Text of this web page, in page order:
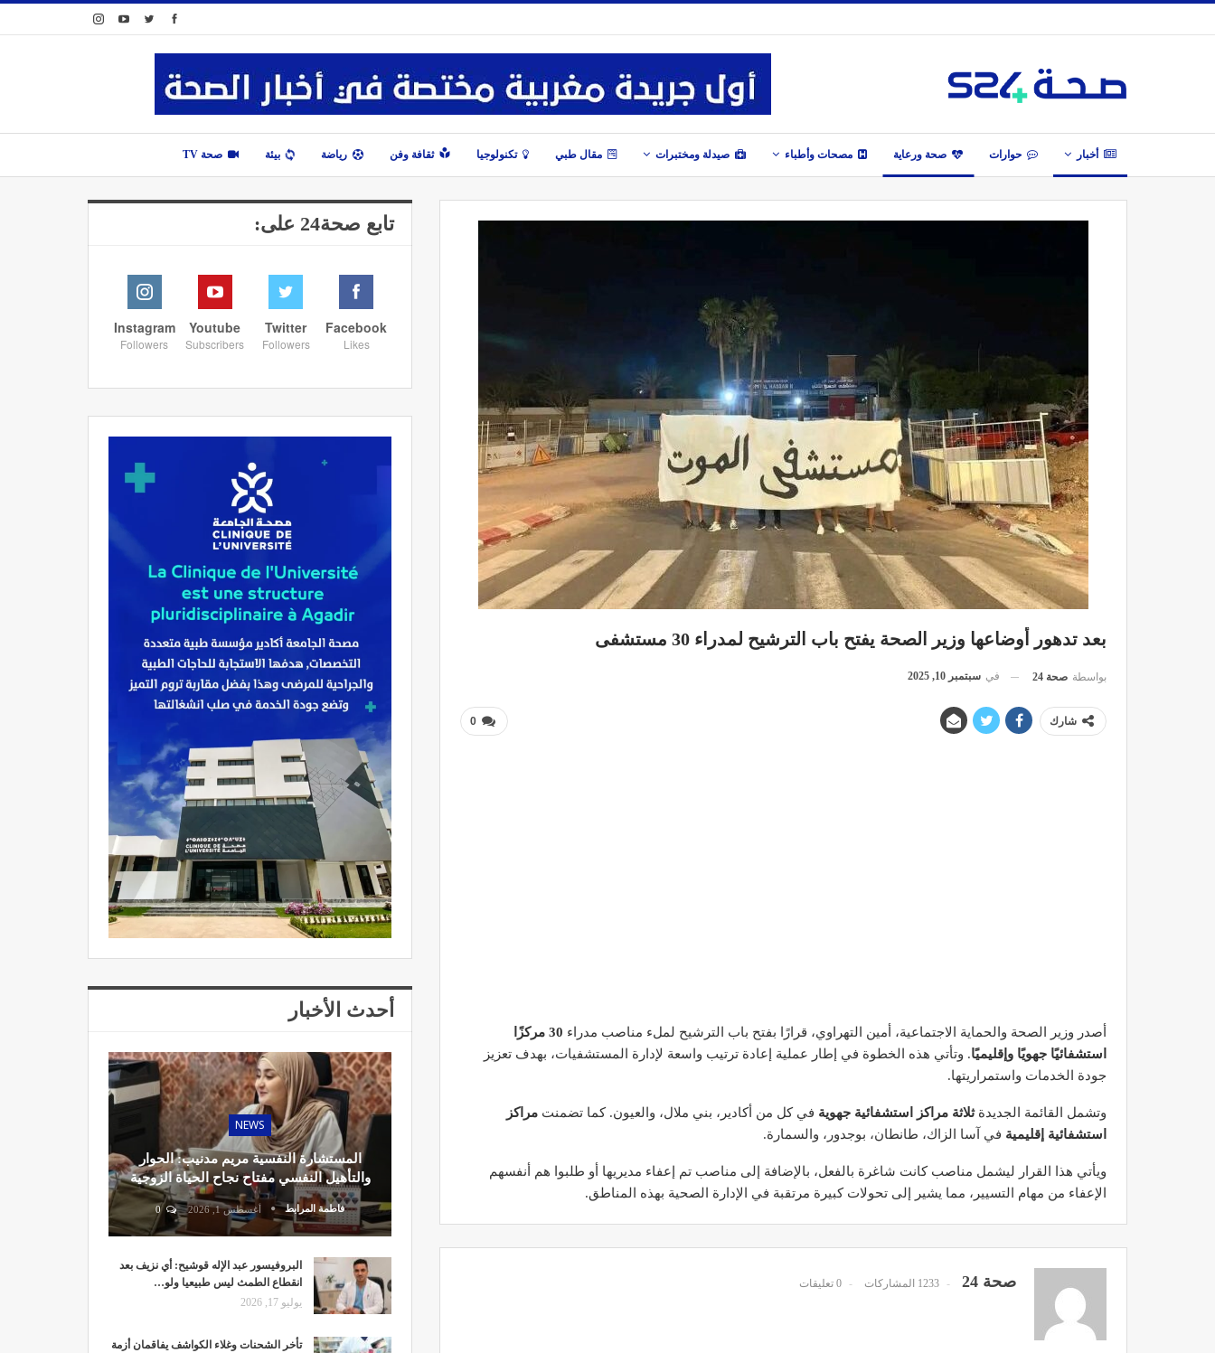
أخبار حوارات صحة ورعاية مصحات وأطباء صيدلة ومختبرات مقال طبي تكنولوجيا ثقافة وفن رياضة بيئة صحة TV
بعد تدهور أوضاعها وزير الصحة يفتح باب الترشيح لمدراء 30 مستشفى
بواسطة صحة 24 في سبتمبر 10, 2025
0 شارك
أصدر وزير الصحة والحماية الاجتماعية، أمين التهراوي، قرارًا بفتح باب الترشيح لملء مناصب مدراء
30 مركزًا
استشفائيًا جهويًا وإقليميًا. وتأتي هذه الخطوة في إطار عملية إعادة ترتيب واسعة لإدارة المستشفيات، بهدف تعزيز
جودة الخدمات واستمراريتها.
وتشمل القائمة الجديدةثلاثة مراكز استشفائية جهوية في كل من أكادير، بني ملال، والعيون. كما تضمنت مراكز
استشفائية إقليمية في آسا الزاك، طانطان، بوجدور، والسمارة.
ويأتي هذا القرار ليشمل مناصب كانت شاغرة بالفعل، بالإضافة إلى مناصب تم إعفاء مديريها أو طلبوا هم أنفسهم
الإعفاء من مهام التسيير، مما يشير إلى تحولات كبيرة مرتقبة في الإدارة الصحية بهذه المناطق.
صحة 24 1233 المشاركات 0 تعليقات
تابع صحة24 على:
Facebook
Likes
Twitter
Followers
Youtube
Subscribers
Instagram
Followers
أحدث الأخبار
NEWS
المستشارة النفسية مريم مدنيب: الحوار
والتأهيل النفسي مفتاح نجاح الحياة الزوجية
فاطمة المرابط أغسطس 1, 2026 0
البروفيسور عبد الإله قوشيح: أي نزيف بعد
انقطاع الطمث ليس طبيعيا ولو…
يوليو 17, 2026
تأخر الشحنات وغلاء الكواشف يفاقمان أزمة